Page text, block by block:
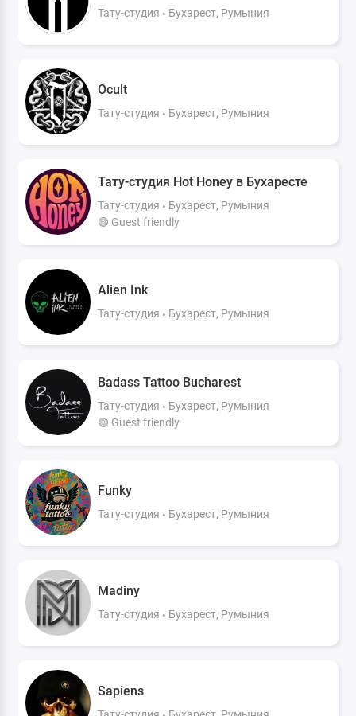
Тату-студия Бухарест, Румыния
Ocult
Тату-студия Бухарест, Румыния
Тату-студия Hot Honey в Бухаресте
Тату-студия
Бухарест, Румыния
🟢 Guest friendly
Alien Ink
Тату-студия Бухарест, Румыния
Badass Tattoo Bucharest
Тату-студия
Бухарест, Румыния
🟢 Guest friendly
Funky
Тату-студия Бухарест, Румыния
Madiny
Тату-студия Бухарест, Румыния
Sapiens